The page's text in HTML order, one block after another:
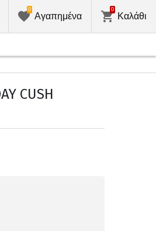
Αγαπημένα
0
Καλάθι
0
CUSH